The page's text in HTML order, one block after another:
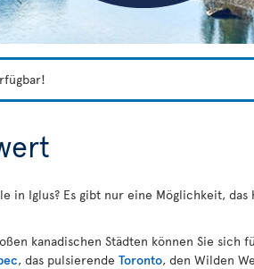
in Iglus? Es gibt nur eine Möglichkeit, das
kanadischen Städten können Sie sich
, das pulsierende Toronto, den Wilden